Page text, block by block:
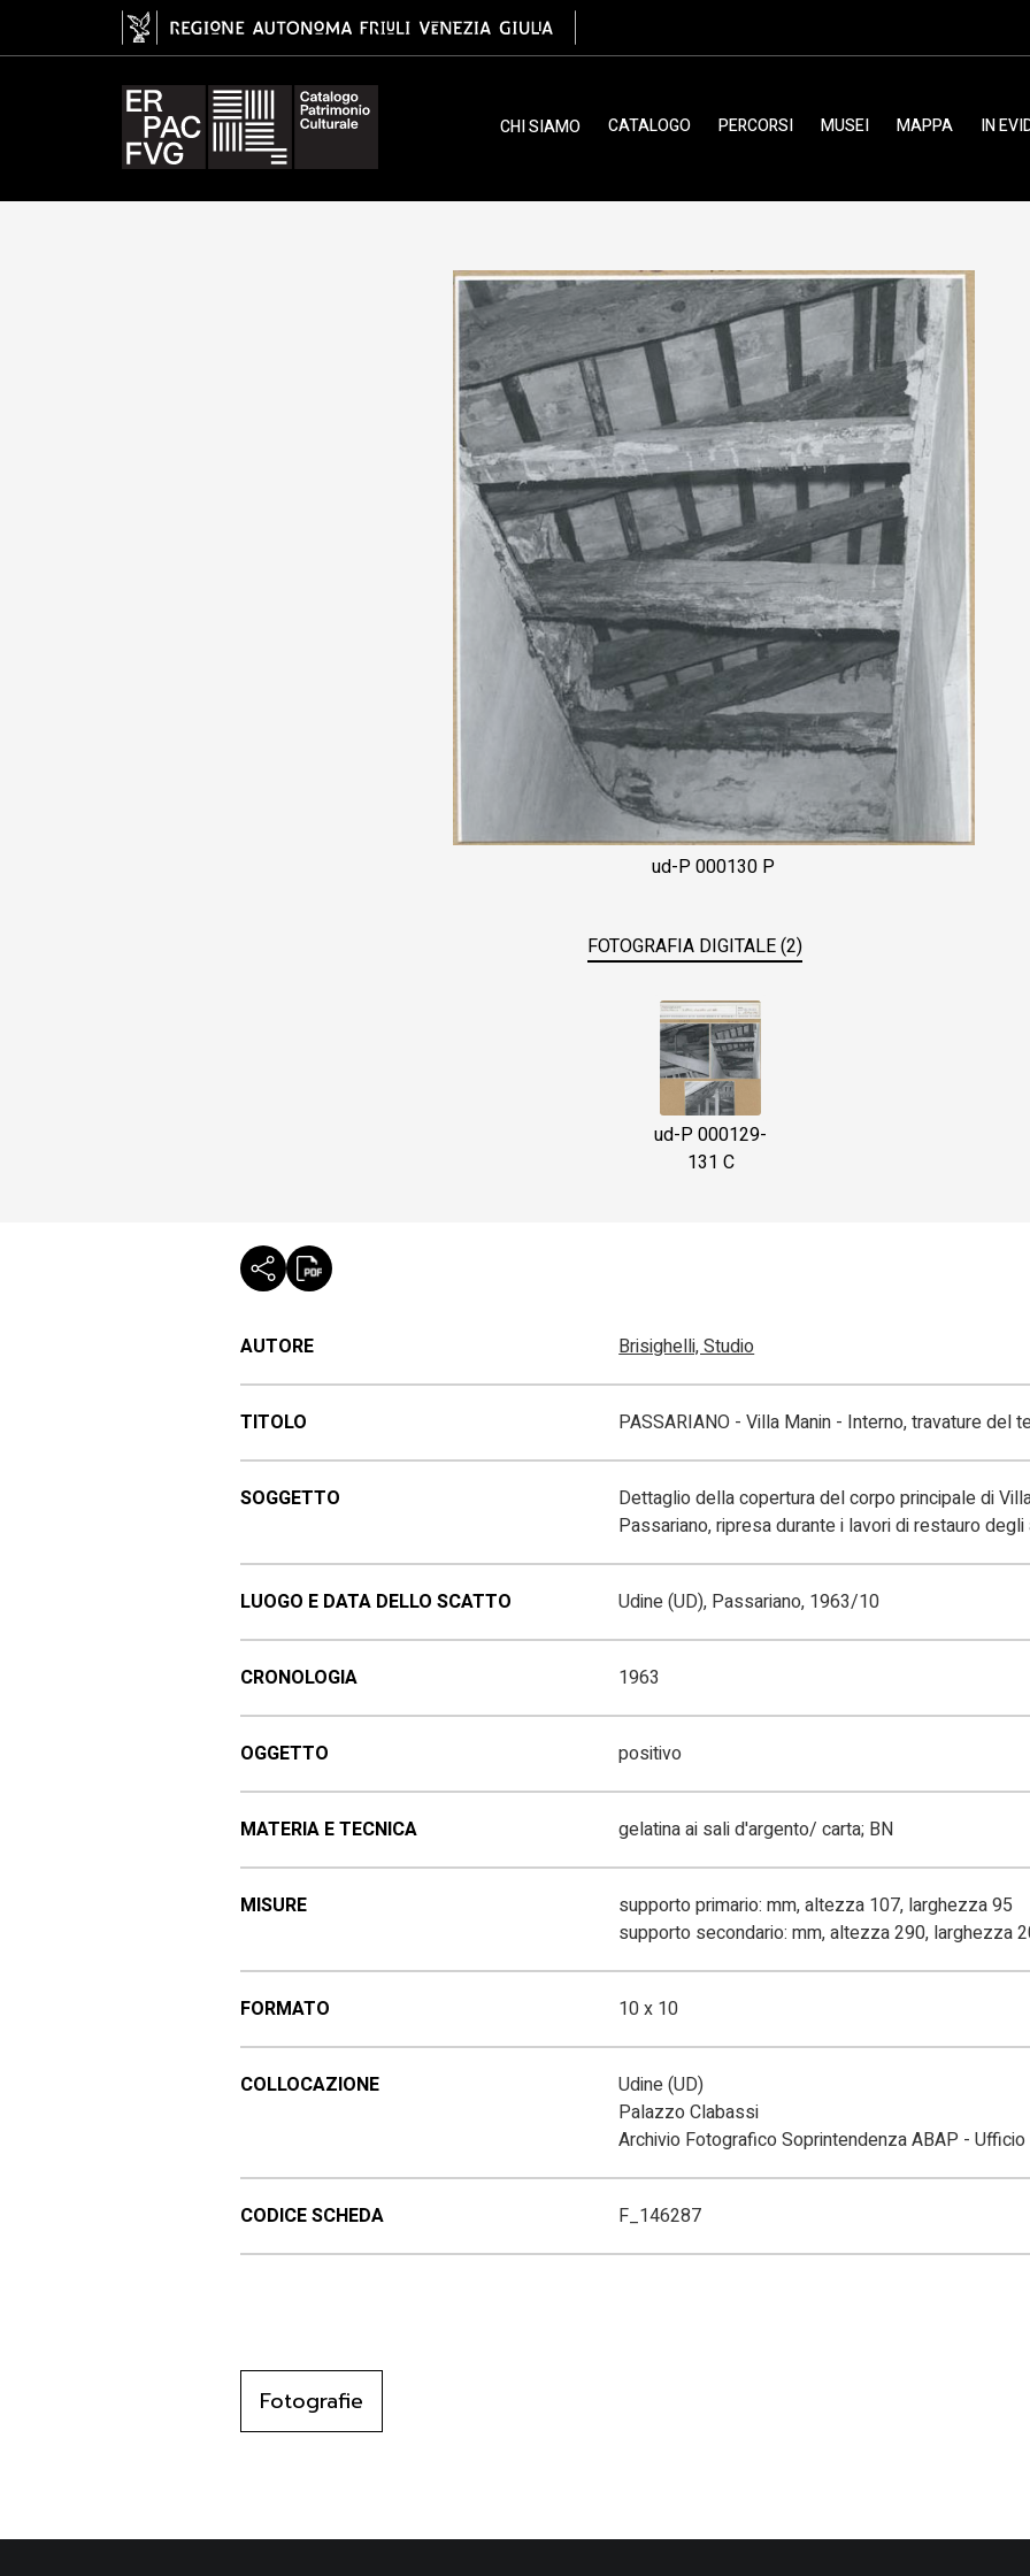
gelatina ai sali d'argento/ carta, Brisighelli, Studio
CHI SIAMO CATALOGO PERCORSI MUSEI MAPPA IN
ud-P 000130 P
FOTOGRAFIA DIGITALE (2)
ud-P 000129-
131 C
AUTORE Brisighelli, Studio
TITOLO PASSARIANO - Villa Manin - Interno, travature del
SOGGETTO
Dettaglio della copertura del corpo principale di
Passariano, ripresa durante i lavori di restauro degli
LUOGO E DATA DELLO SCATTO Udine (UD), Passariano, 1963/10
CRONOLOGIA 1963
OGGETTO positivo
MATERIA E TECNICA gelatina ai sali d'argento/ carta; BN
MISURE
supporto primario: mm, altezza 107, larghezza 95
supporto secondario: mm, altezza 290, larghezza
FORMATO 10 x 10
COLLOCAZIONE
Udine (UD)
Palazzo Clabassi
Archivio Fotografico Soprintendenza ABAP - Ufficio
CODICE SCHEDA F_146287
Fotografie